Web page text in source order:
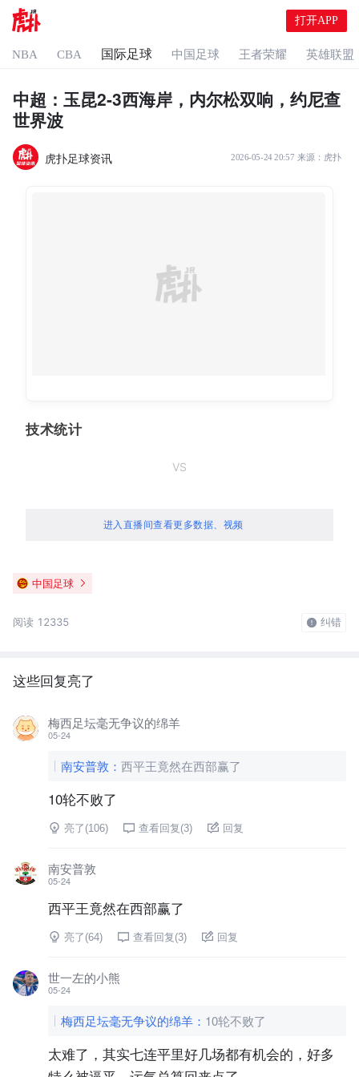
打开APP
NBA CBA 国际足球 中国足球 王者荣耀 英雄联盟
中超：玉昆2-3西海岸，内尔松双响，约尼查
世界波
虎扑足球资讯 2026-05-24 20:57 来源： 虎扑
技术统计
VS
进入直播间查看更多数据、视频
中国足球
阅读 12335 纠错
这些回复亮了
梅西足坛毫无争议的绵羊
05-24
南安普敦 ： 西平王竟然在西部赢了
10轮不败了
亮了(106) 查看回复(3) 回复
南安普敦
05-24
西平王竟然在西部赢了
亮了(64) 查看回复(3) 回复
世一左的小熊
05-24
梅西足坛毫无争议的绵羊 ： 10轮不败了
太难了，其实七连平里好几场都有机会的，好多